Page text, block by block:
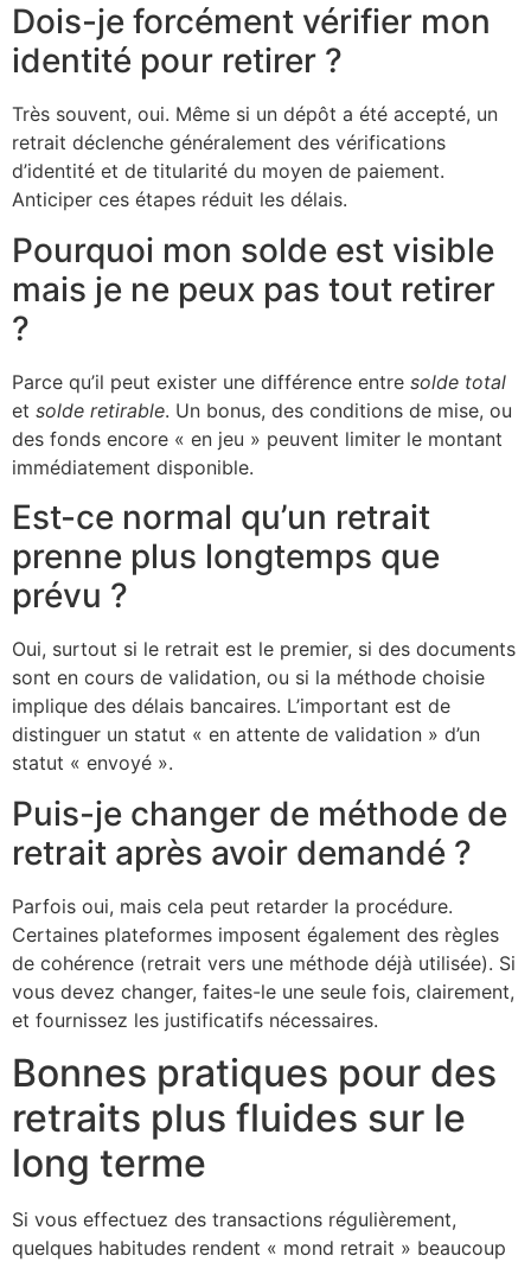
Dois-je forcément vérifier mon
identité pour retirer ?
Très souvent, oui. Même si un dépôt a été accepté, un
retrait déclenche généralement des vérifications
d’identité et de titularité du moyen de paiement.
Anticiper ces étapes réduit les délais.
Pourquoi mon solde est visible
mais je ne peux pas tout retirer
?
Parce qu’il peut exister une différence entre solde total
et solde retirable. Un bonus, des conditions de mise, ou
des fonds encore « en jeu » peuvent limiter le montant
immédiatement disponible.
Est-ce normal qu’un retrait
prenne plus longtemps que
prévu ?
Oui, surtout si le retrait est le premier, si des documents
sont en cours de validation, ou si la méthode choisie
implique des délais bancaires. L’important est de
distinguer un statut « en attente de validation » d’un
statut « envoyé ».
Puis-je changer de méthode de
retrait après avoir demandé ?
Parfois oui, mais cela peut retarder la procédure.
Certaines plateformes imposent également des règles
de cohérence (retrait vers une méthode déjà utilisée). Si
vous devez changer, faites-le une seule fois, clairement,
et fournissez les justificatifs nécessaires.
Bonnes pratiques pour des
retraits plus fluides sur le
long terme
Si vous effectuez des transactions régulièrement,
quelques habitudes rendent « mond retrait » beaucoup